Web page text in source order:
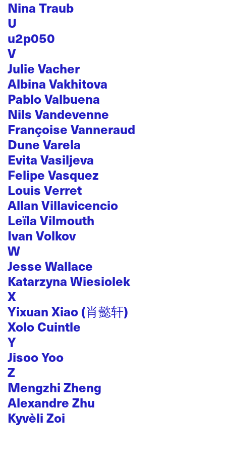
Nina Traub
U
u2p050
V
Julie Vacher
Albina Vakhitova
Pablo Valbuena
Nils Vandevenne
Françoise Vanneraud
Dune Varela
Evita Vasiljeva
Felipe Vasquez
Louis Verret
Allan Villavicencio
Leïla Vilmouth
Ivan Volkov
W
Jesse Wallace
Katarzyna Wiesiolek
X
Yixuan Xiao (肖懿轩)
Xolo Cuintle
Y
Jisoo Yoo
Z
Mengzhi Zheng
Alexandre Zhu
Kyvèli Zoi